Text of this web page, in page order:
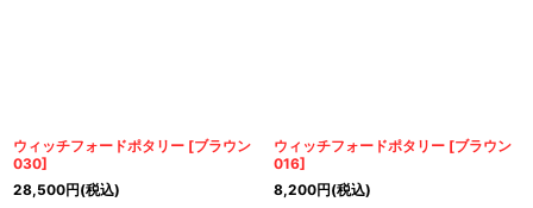
ウィッチフォードポタリー [ブラウン
030]
28,500円(税込)
ウィッチフォードポタリー [ブラウン
016]
8,200円(税込)